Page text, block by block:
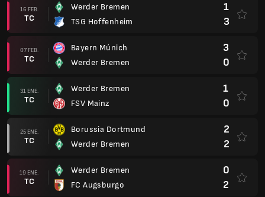
16 FEB.
TC
Werder Bremen
TSG Hoffenheim
1
3
07 FEB.
TC
Bayern Múnich
Werder Bremen
3
0
31 ENE.
TC
Werder Bremen
FSV Mainz
1
0
25 ENE.
TC
Borussia Dortmund
Werder Bremen
2
2
19 ENE.
TC
Werder Bremen
FC Augsburgo
0
2